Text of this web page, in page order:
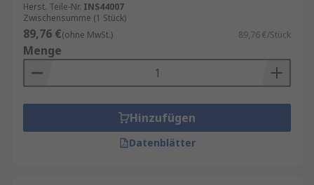
Herst. Teile-Nr. INS44007
Zwischensumme (1 Stück)
89,76 €(ohne MwSt.) 89,76 €/Stück
Menge
Hinzufügen
Datenblätter